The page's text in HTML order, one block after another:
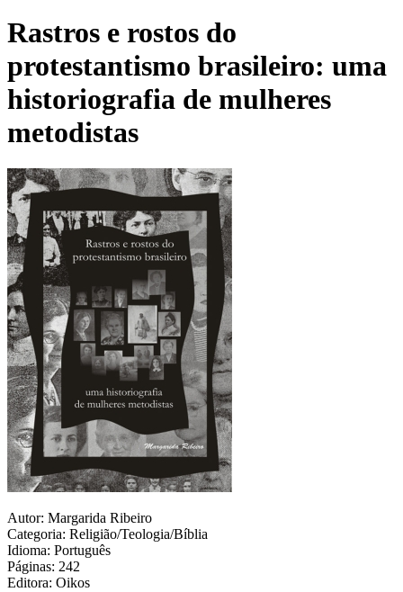
Rastros e rostos do
protestantismo brasileiro: uma
historiografia de mulheres
metodistas
Autor: Margarida Ribeiro
Categoria: Religião/Teologia/Bíblia
Idioma: Português
Páginas: 242
Editora: Oikos